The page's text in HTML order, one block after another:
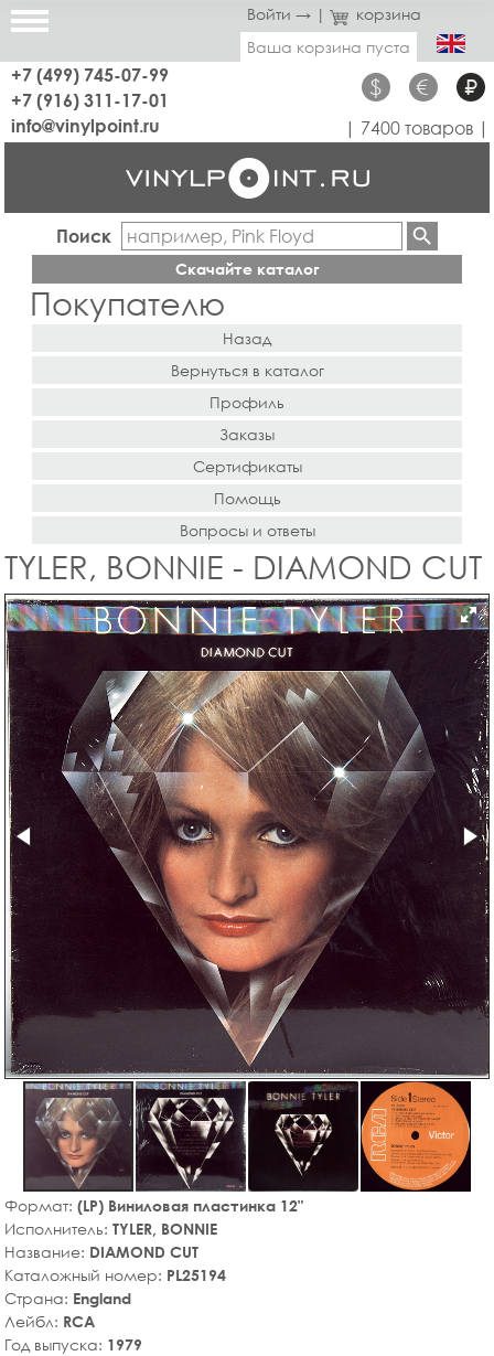
Войти → |
корзина
Ваша корзина пуста
+7 (499) 745-07-99
+7 (916) 311-17-01
$ € ₽
info@vinylpoint.ru | 7400 товаров |
Поиск
Скачайте каталог
Покупателю
Назад
Вернуться в каталог
Профиль
Заказы
Сертификаты
Помощь
Вопросы и ответы
TYLER, BONNIE - DIAMOND CUT
Формат: (LP) Виниловая пластинка 12"
Исполнитель: TYLER, BONNIE
Название: DIAMOND CUT
Каталожный номер: PL25194
Страна: England
Лейбл: RCA
Год выпуска: 1979